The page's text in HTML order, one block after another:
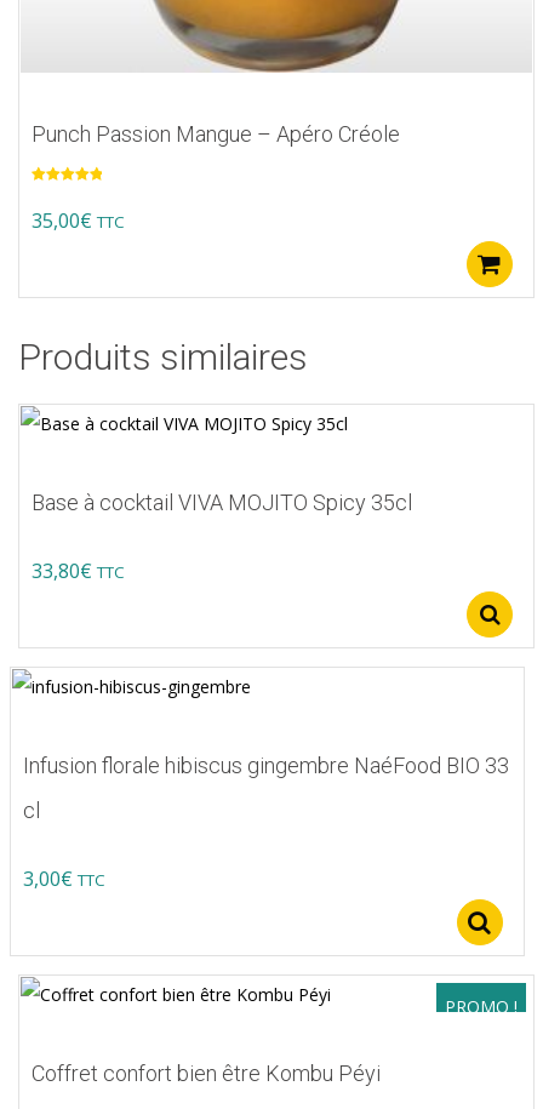
Punch Passion Mangue – Apéro Créole
sur 5
35,00€ TTC
Produits similaires
Base à cocktail VIVA MOJITO Spicy 35cl
33,80€ TTC
produit
a
options
être
sur
la
du
Infusion florale hibiscus gingembre NaéFood BIO 33
cl
3,00€ TTC
PROMO !
Coffret confort bien être Kombu Péyi